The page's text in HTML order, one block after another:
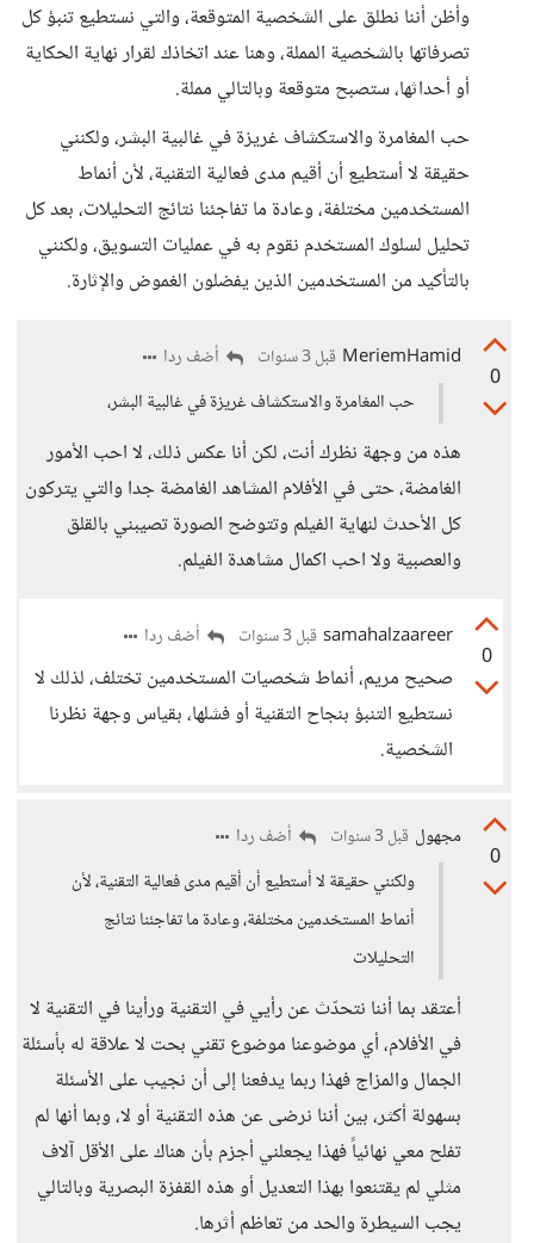
وأظن أننا نطلق على الشخصية المتوقعة، والتي نستطيع تنبؤ كل
تصرفاتها بالشخصية المملة، وهنا عند اتخاذك لقرار نهاية الحكاية
أو أحداثها، ستصبح متوقعة وبالتالي مملة.
حب المغامرة والاستكشاف غريزة في غالبية البشر، ولكنني
حقيقة لا أستطيع أن أقيم مدى فعالية التقنية، لأن أنماط
المستخدمين مختلفة، وعادة ما تفاجئنا نتائج التحليلات، بعد كل
تحليل لسلوك المستخدم نقوم به في عمليات التسويق، ولكنني
بالتأكيد من المستخدمين الذين يفضلون الغموض والإثارة.
0
MeriemHamid قبل 3 سنوات
أضف ردا
حب المغامرة والاستكشاف غريزة في غالبية البشر،
هذه من وجهة نظرك أنت، لكن أنا عكس ذلك، لا احب الأمور
الغامضة، حتى في الأفلام المشاهد الغامضة جدا والتي يتركون
كل الأحدث لنهاية الفيلم وتتوضح الصورة تصيبني بالقلق
والعصبية ولا احب اكمال مشاهدة الفيلم.
0
samahalzaareer قبل 3 سنوات أضف ردا
صحيح مريم، أنماط شخصيات المستخدمين تختلف، لذلك لا
نستطيع التنبؤ بنجاح التقنية أو فشلها، بقياس وجهة نظرنا
الشخصية.
0
مجهول قبل 3 سنوات
أضف ردا
ولكنني حقيقة لا أستطيع أن أقيم مدى فعالية التقنية، لأن
أنماط المستخدمين مختلفة، وعادة ما تفاجئنا نتائج
التحليلات
أعتقد بما أننا نتحدّث عن رأيي في التقنية ورأينا في التقنية لا
في الأفلام، أي موضوعنا موضوع تقني بحت لا علاقة له بأسئلة
الجمال والمزاج فهذا ربما يدفعنا إلى أن نجيب على الأسئلة
بسهولة أكثر، بين أننا نرضى عن هذه التقنية أو لا، وبما أنها لم
تفلح معي نهائياً فهذا يجعلني أجزم بأن هناك على الأقل آلاف
مثلي لم يقتنعوا بهذا التعديل أو هذه القفزة البصرية وبالتالي
يجب السيطرة والحد من تعاظم أثرها.